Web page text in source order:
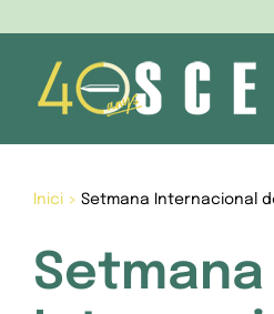
content
Inici> Setmana Internacional
Setmana